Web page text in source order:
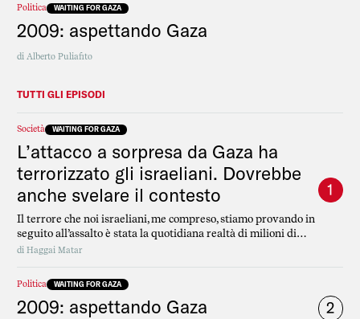
Politica WAITING FOR GAZA
2009: aspettando Gaza
di Alberto Puliafito
TUTTI GLI EPISODI
Società WAITING FOR GAZA
L’attacco a sorpresa da Gaza ha
terrorizzato gli israeliani. Dovrebbe
anche svelare il contesto
Il terrore che noi israeliani, me compreso, stiamo provando in
seguito all’assalto è stata la quotidiana realtà di milioni di
palestinesi per troppo tempo
di Haggai Matar
1
Politica WAITING FOR GAZA
2009: aspettando Gaza 2